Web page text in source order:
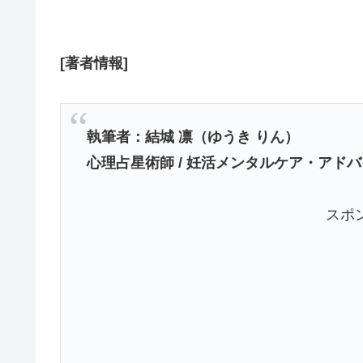
[著者情報]
執筆者：結城 凛（ゆうき りん）
心理占星術師 / 妊活メンタルケア・アド
スポ